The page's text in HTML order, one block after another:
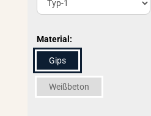
Material:
Gips
Weißbeton